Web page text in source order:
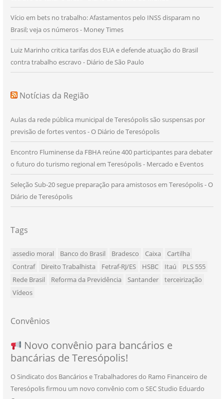
Vício em bets no trabalho: Afastamentos pelo INSS disparam no
Brasil; veja os números - Money Times
Luiz Marinho critica tarifas dos EUA e defende atuação do Brasil
contra trabalho escravo - Diário de São Paulo
Notícias da Região
Aulas da rede pública municipal de Teresópolis são suspensas por
previsão de fortes ventos - O Diário de Teresópolis
Encontro Fluminense da FBHA reúne 400 participantes para debater
o futuro do turismo regional em Teresópolis - Mercado e Eventos
Seleção Sub-20 segue preparação para amistosos em Teresópolis - O
Diário de Teresópolis
Tags
assedio moral Banco do Brasil Bradesco Caixa
Cartilha
Contraf
Direito Trabalhista Fetraf-RJ/ES HSBC Itaú
PLS 555
Rede Brasil
Reforma da Previdência Santander
terceirização
Vídeos
Convênios
SEU NOVO BENEFÍCIO CHEGOU
Novo convênio para bancários e
bancárias de Teresópolis!
O Sindicato dos Bancários e Trabalhadores do Ramo Financeiro de
Teresópolis firmou um novo convênio com o SEC Studio Eduardo
NOVO CONVÊNIO PARA VOCÊ, BANCÁRIO
E BANCÁRIA!
Convênio com a Rede de Ensino Técnico e
Centro de Qualificação Técnica